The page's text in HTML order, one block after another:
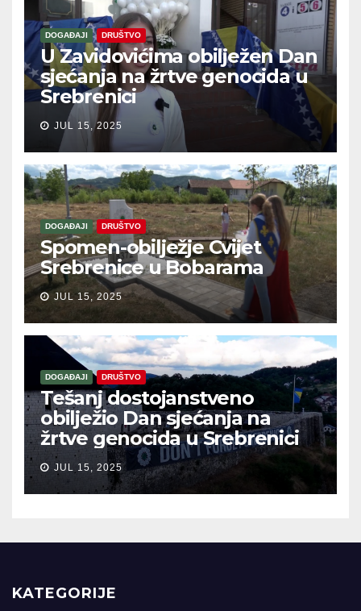
DOGAĐAJI DRUŠTVO
U Zavidovićima obilježen Dan
sjećanja na žrtve genocida u
Srebrenici
JUL 15, 2025
DOGAĐAJI DRUŠTVO
Spomen-obilježje Cvijet
Srebrenice u Bobarama
JUL 15, 2025
DOGAĐAJI DRUŠTVO
Tešanj dostojanstveno
obilježio Dan sjećanja na
žrtve genocida u Srebrenici
JUL 15, 2025
KATEGORIJE